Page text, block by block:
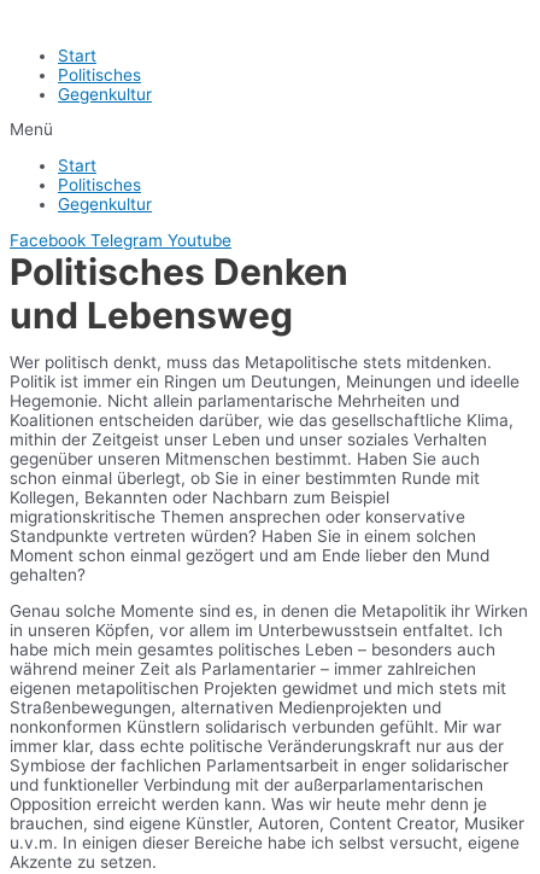
Start
Politisches
Gegenkultur
Menü
Start
Politisches
Gegenkultur
Facebook Telegram Youtube
Politisches Denken
und Lebensweg
Wer politisch denkt, muss das Metapolitische stets mitdenken.
Politik ist immer ein Ringen um Deutungen, Meinungen und ideelle
Hegemonie. Nicht allein parlamentarische Mehrheiten und
Koalitionen entscheiden darüber, wie das gesellschaftliche Klima,
mithin der Zeitgeist unser Leben und unser soziales Verhalten
gegenüber unseren Mitmenschen bestimmt. Haben Sie auch
schon einmal überlegt, ob Sie in einer bestimmten Runde mit
Kollegen, Bekannten oder Nachbarn zum Beispiel
migrationskritische Themen ansprechen oder konservative
Standpunkte vertreten würden? Haben Sie in einem solchen
Moment schon einmal gezögert und am Ende lieber den Mund
gehalten?
Genau solche Momente sind es, in denen die Metapolitik ihr Wirken
in unseren Köpfen, vor allem im Unterbewusstsein entfaltet. Ich
habe mich mein gesamtes politisches Leben – besonders auch
während meiner Zeit als Parlamentarier – immer zahlreichen
eigenen metapolitischen Projekten gewidmet und mich stets mit
Straßenbewegungen, alternativen Medienprojekten und
nonkonformen Künstlern solidarisch verbunden gefühlt. Mir war
immer klar, dass echte politische Veränderungskraft nur aus der
Symbiose der fachlichen Parlamentsarbeit in enger solidarischer
und funktioneller Verbindung mit der außerparlamentarischen
Opposition erreicht werden kann. Was wir heute mehr denn je
brauchen, sind eigene Künstler, Autoren, Content Creator, Musiker
u.v.m. In einigen dieser Bereiche habe ich selbst versucht, eigene
Akzente zu setzen.